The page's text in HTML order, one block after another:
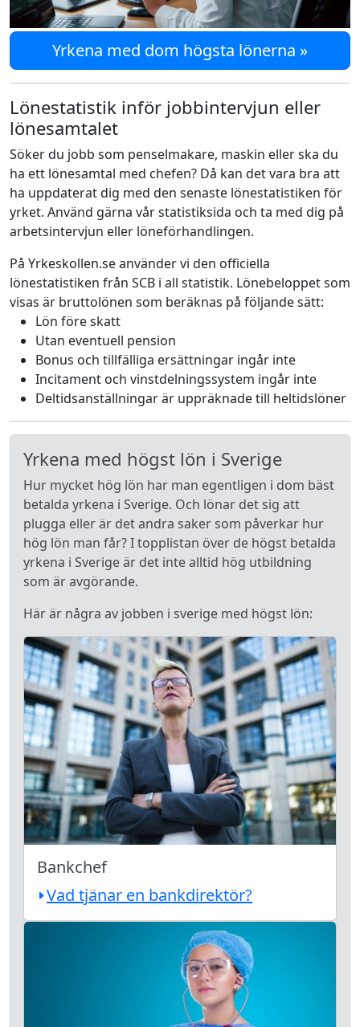
Yrkena med dom högsta lönerna »
Lönestatistik inför jobbintervjun eller
lönesamtalet
Söker du jobb som penselmakare, maskin eller ska du
ha ett lönesamtal med chefen? Då kan det vara bra att
ha uppdaterat dig med den senaste lönestatistiken för
yrket. Använd gärna vår statistiksida och ta med dig på
arbetsintervjun eller löneförhandlingen.
På Yrkeskollen.se använder vi den officiella
lönestatistiken från SCB i all statistik. Lönebeloppet som
visas är bruttolönen som beräknas på följande sätt:
Lön före skatt
Utan eventuell pension
Bonus och tillfälliga ersättningar ingår inte
Incitament och vinstdelningssystem ingår inte
Deltidsanställningar är uppräknade till heltidslöner
Yrkena med högst lön i Sverige
Hur mycket hög lön har man egentligen i dom bäst
betalda yrkena i Sverige. Och lönar det sig att
plugga eller är det andra saker som påverkar hur
hög lön man får? I topplistan över de högst betalda
yrkena i Sverige är det inte alltid hög utbildning
som är avgörande.
Här är några av jobben i sverige med högst lön:
Bankchef
Vad tjänar en bankdirektör?